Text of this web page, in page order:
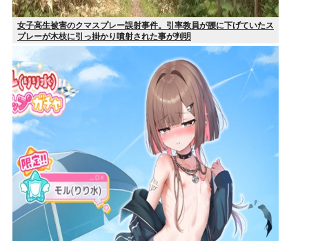
女子高生被害のクマスプレー誤射事件。引率教員が腰に下げていたス
プレーが木枝に引っ掛かり噴射された事が判明